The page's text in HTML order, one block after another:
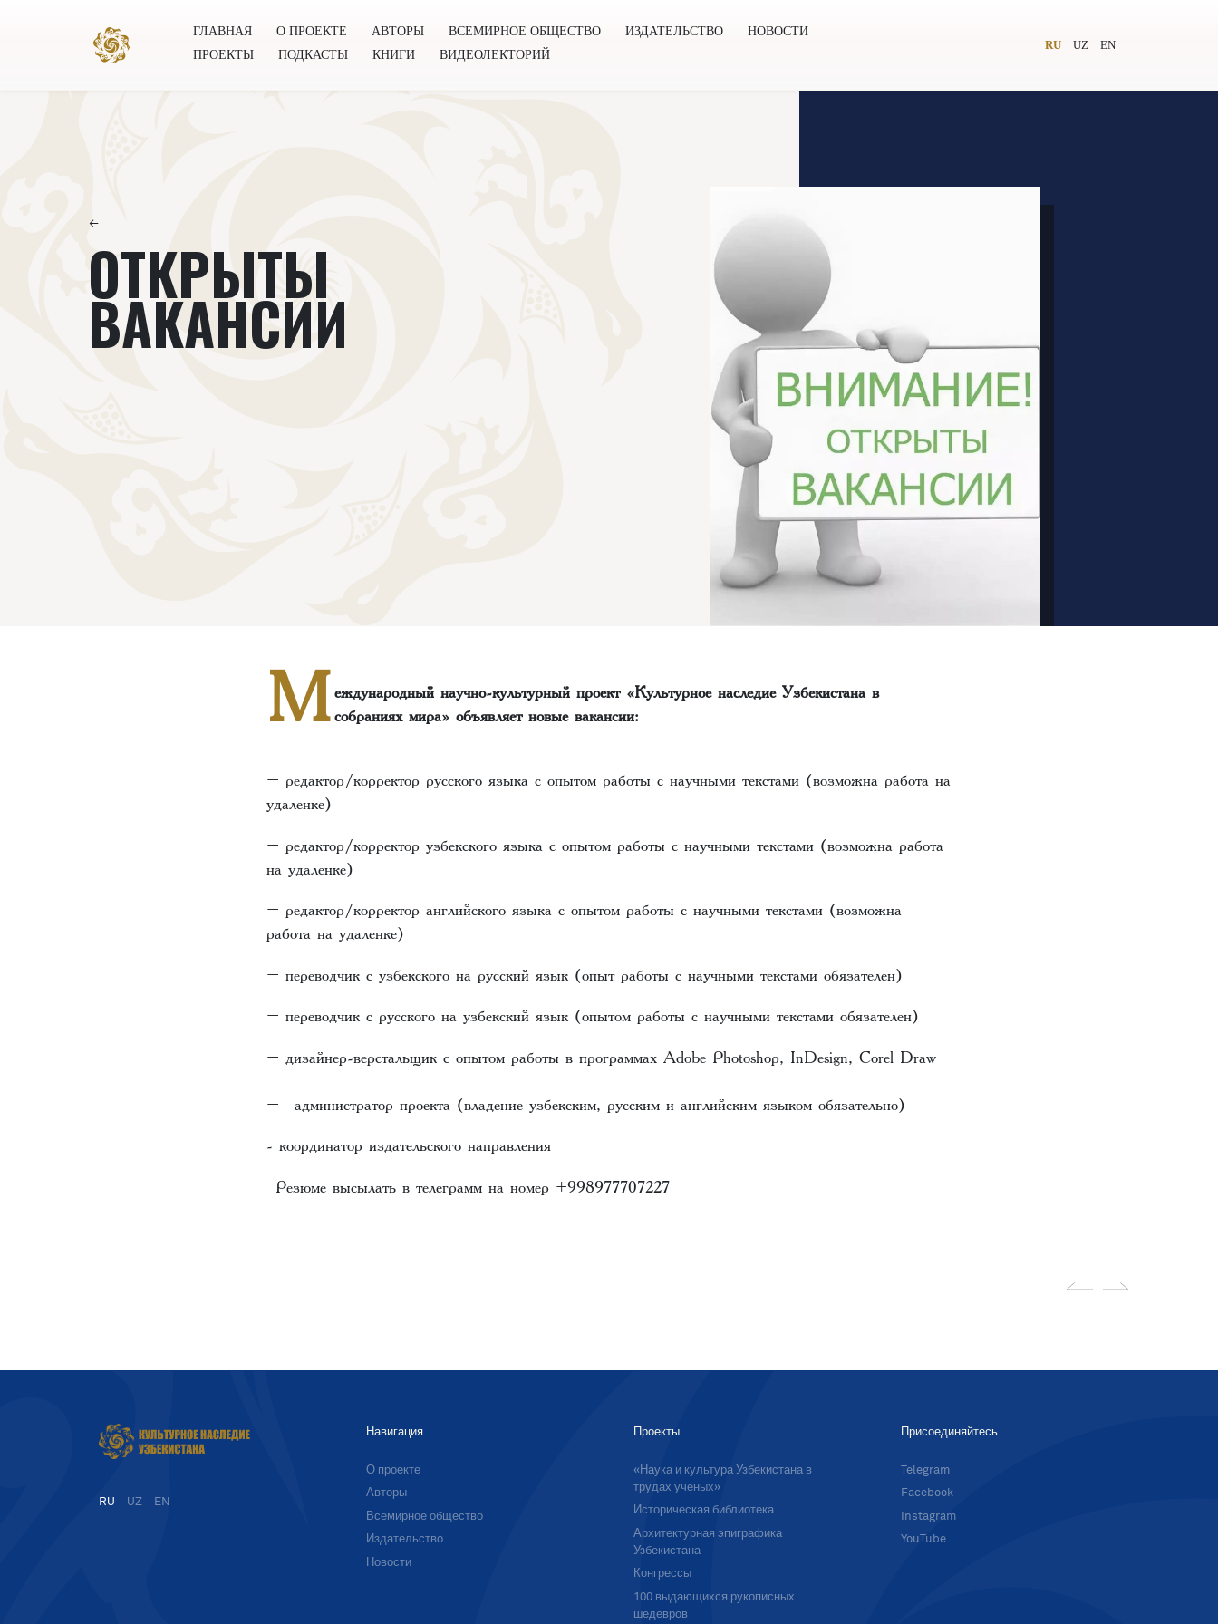
ГЛАВНАЯ О ПРОЕКТЕ АВТОРЫ ВСЕМИРНОЕ ОБЩЕСТВО ИЗДАТЕЛЬСТВО
НОВОСТИ
ПРОЕКТЫ
ПОДКАСТЫ КНИГИ ВИДЕОЛЕКТОРИЙ
RU UZ EN
←
ОТКРЫТЫ
ВАКАНСИИ
Международный научно-культурный проект «Культурное наследие Узбекистана в
собраниях мира» объявляет новые вакансии:
– редактор/корректор русского языка с опытом работы с научными текстами (возможна работа на
удаленке)
– редактор/корректор узбекского языка с опытом работы с научными текстами (возможна работа
на удаленке)
– редактор/корректор английского языка с опытом работы с научными текстами (возможна
работа на удаленке)
– переводчик с узбекского на русский язык (опыт работы с научными текстами обязателен)
– переводчик с русского на узбекский язык (опытом работы с научными текстами обязателен)
– дизайнер-верстальщик с опытом работы в программах Adobe Photoshop, InDesign, Corel Draw
– администратор проекта (владение узбекским, русским и английским языком обязательно)
- координатор издательского направления
Резюме высылать в телеграмм на номер +998977707227
RU UZ EN
Навигация
О проекте
Авторы
Всемирное общество
Издательство
Новости
Проекты
«Наука и культура Узбекистана в
трудах ученых»
Историческая библиотека
Архитектурная эпиграфика
Узбекистана
Конгрессы
100 выдающихся рукописных
шедевров
Присоединяйтесь
Telegram
Facebook
Instagram
YouTube